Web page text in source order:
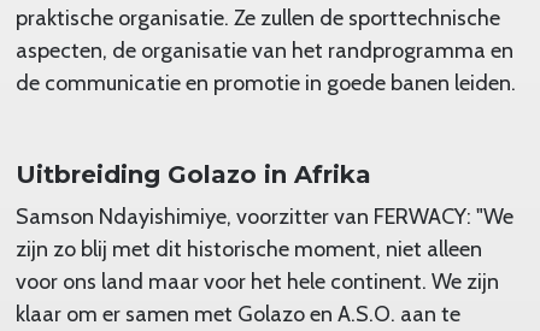
praktische organisatie. Ze zullen de sporttechnische
aspecten, de organisatie van het randprogramma en
de communicatie en promotie in goede banen leiden.
Uitbreiding Golazo in Afrika
Samson Ndayishimiye, voorzitter van FERWACY: "We
zijn zo blij met dit historische moment, niet alleen
voor ons land maar voor het hele continent. We zijn
klaar om er samen met Golazo en A.S.O. aan te